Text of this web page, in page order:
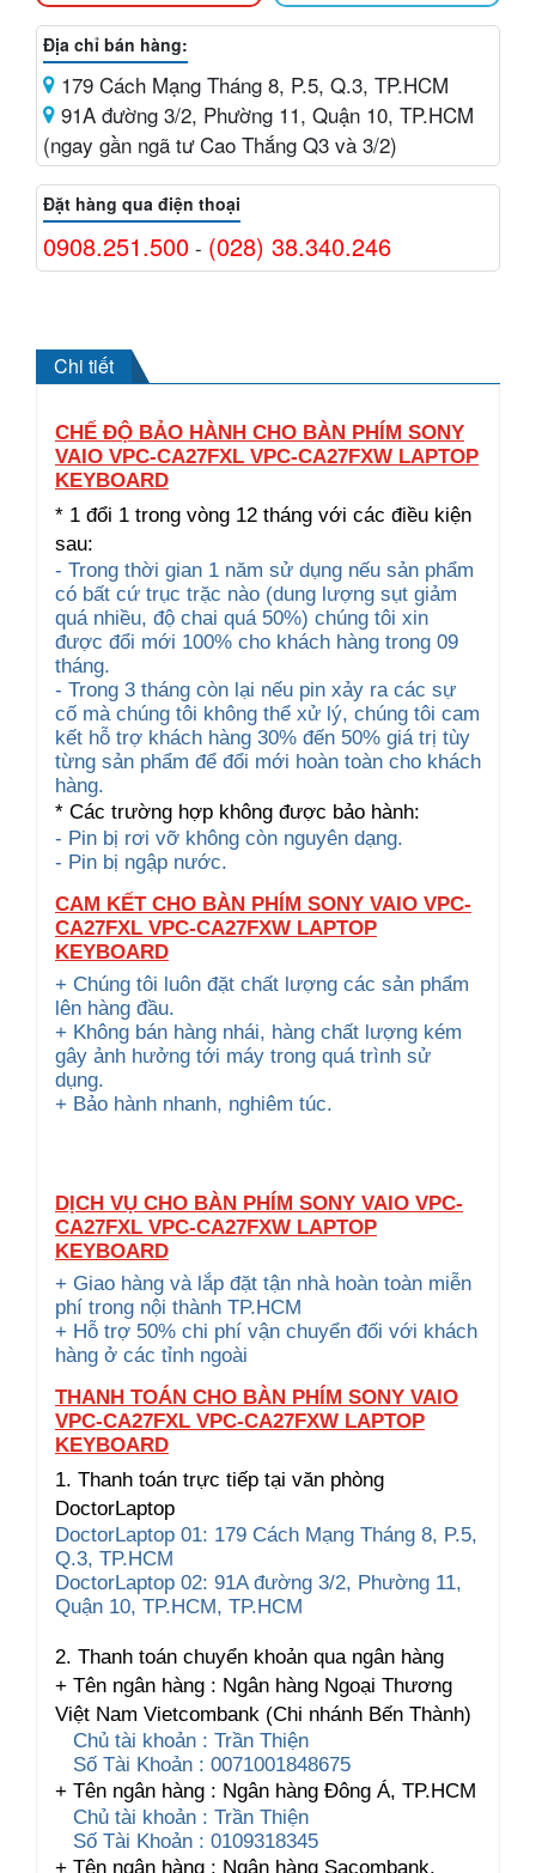
Địa chỉ bán hàng:
179 Cách Mạng Tháng 8, P.5, Q.3, TP.HCM
91A đường 3/2, Phường 11, Quận 10, TP.HCM
(ngay gần ngã tư Cao Thắng Q3 và 3/2)
Đặt hàng qua điện thoại
0908.251.500 - (028) 38.340.246
Chi tiết
CHẾ ĐỘ BẢO HÀNH CHO BÀN PHÍM SONY
VAIO VPC-CA27FXL VPC-CA27FXW LAPTOP
KEYBOARD
* 1 đổi 1 trong vòng 12 tháng với các điều kiện
sau:
- Trong thời gian 1 năm sử dụng nếu sản phẩm
có bất cứ trục trặc nào (dung lượng sụt giảm
quá nhiều, độ chai quá 50%) chúng tôi xin
được đổi mới 100% cho khách hàng trong 09
tháng.
- Trong 3 tháng còn lại nếu pin xảy ra các sự
cố mà chúng tôi không thể xử lý, chúng tôi cam
kết hỗ trợ khách hàng 30% đến 50% giá trị tùy
từng sản phẩm để đổi mới hoàn toàn cho khách
hàng.
* Các trường hợp không được bảo hành:
- Pin bị rơi vỡ không còn nguyên dạng.
- Pin bị ngập nước.
CAM KẾT CHO BÀN PHÍM SONY VAIO VPC-
CA27FXL VPC-CA27FXW LAPTOP
KEYBOARD
+ Chúng tôi luôn đặt chất lượng các sản phẩm
lên hàng đầu.
+ Không bán hàng nhái, hàng chất lượng kém
gây ảnh hưởng tới máy trong quá trình sử
dụng.
+ Bảo hành nhanh, nghiêm túc.
DỊCH VỤ CHO BÀN PHÍM SONY VAIO VPC-
CA27FXL VPC-CA27FXW LAPTOP
KEYBOARD
+ Giao hàng và lắp đặt tận nhà hoàn toàn miễn
phí trong nội thành TP.HCM
+ Hỗ trợ 50% chi phí vận chuyển đối với khách
hàng ở các tỉnh ngoài
THANH TOÁN CHO BÀN PHÍM SONY VAIO
VPC-CA27FXL VPC-CA27FXW LAPTOP
KEYBOARD
1. Thanh toán trực tiếp tại văn phòng
DoctorLaptop
DoctorLaptop 01: 179 Cách Mạng Tháng 8, P.5,
Q.3, TP.HCM
DoctorLaptop 02: 91A đường 3/2, Phường 11,
Quận 10, TP.HCM, TP.HCM
2. Thanh toán chuyển khoản qua ngân hàng
+ Tên ngân hàng : Ngân hàng Ngoại Thương
Việt Nam Vietcombank (Chi nhánh Bến Thành)
Chủ tài khoản : Trần Thiện
Số Tài Khoản : 0071001848675
+ Tên ngân hàng : Ngân hàng Đông Á, TP.HCM
Chủ tài khoản : Trần Thiện
Số Tài Khoản : 0109318345
+ Tên ngân hàng : Ngân hàng Sacombank,